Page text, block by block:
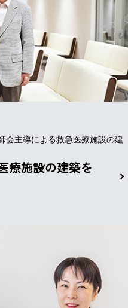
主導による救急医療施設の建
療施設の建築を